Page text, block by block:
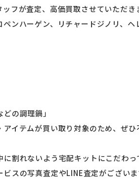
フが査定、高価買取させていただき
ンハーゲン、リチャードジノリ、ヘ
の調理鍋」
イテムが買い取り対象のため、ぜ
割れないよう宅配キットにこだわっ
スの写真査定やLINE査定がございま